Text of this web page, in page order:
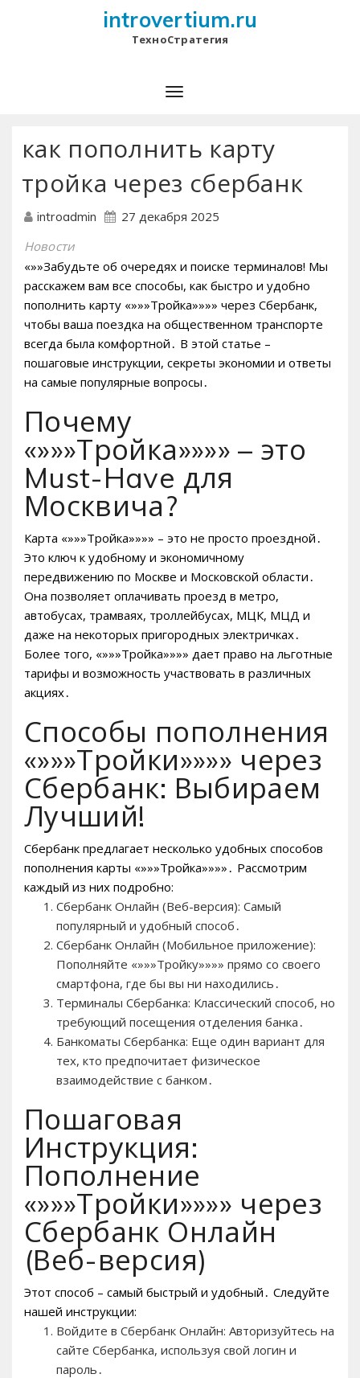
introvertium.ru
ТехноСтратегия
как пополнить карту
тройка через сбербанк
introadmin 27 декабря 2025
Новости
«»»Забудьте об очередях и поиске терминалов! Мы
расскажем вам все способы, как быстро и удобно
пополнить карту «»»»Тройка»»»» через Сбербанк,
чтобы ваша поездка на общественном транспорте
всегда была комфортной․ В этой статье –
пошаговые инструкции, секреты экономии и ответы
на самые популярные вопросы․
Почему
«»»»Тройка»»»» – это
Must-Have для
Москвича?
Карта «»»»Тройка»»»» – это не просто проездной․
Это ключ к удобному и экономичному
передвижению по Москве и Московской области․
Она позволяет оплачивать проезд в метро,
автобусах, трамваях, троллейбусах, МЦК, МЦД и
даже на некоторых пригородных электричках․
Более того, «»»»Тройка»»»» дает право на льготные
тарифы и возможность участвовать в различных
акциях․
Способы пополнения
«»»»Тройки»»»» через
Сбербанк: Выбираем
Лучший!
Сбербанк предлагает несколько удобных способов
пополнения карты «»»»Тройка»»»»․ Рассмотрим
каждый из них подробно:
Сбербанк Онлайн (Веб-версия): Самый
популярный и удобный способ․
Сбербанк Онлайн (Мобильное приложение):
Пополняйте «»»»Тройку»»»» прямо со своего
смартфона, где бы вы ни находились․
Терминалы Сбербанка: Классический способ, но
требующий посещения отделения банка․
Банкоматы Сбербанка: Еще один вариант для
тех, кто предпочитает физическое
взаимодействие с банком․
Пошаговая
Инструкция:
Пополнение
«»»»Тройки»»»» через
Сбербанк Онлайн
(Веб-версия)
Этот способ – самый быстрый и удобный․ Следуйте
нашей инструкции:
Войдите в Сбербанк Онлайн: Авторизуйтесь на
сайте Сбербанка, используя свой логин и
пароль․